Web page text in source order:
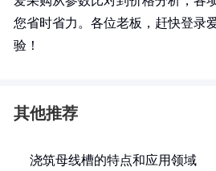
您省时省力。各位老板，赶快登录
验！
其他推荐
浇筑母线槽的特点和应用领域